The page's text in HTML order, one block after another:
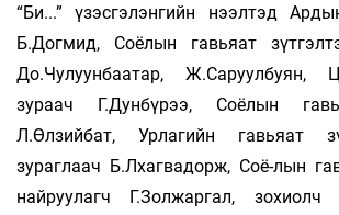
“Би...” үзэсгэлэнгийн нээлтэд
Б.Догмид, Соёлын гавьяат
До.Чулуунбаатар, Ж.Саруулбуян,
зураач Г.Дунбүрээ, Соёлын
Л.Өлзийбат, Урлагийн гавьяат
зураглаач Б.Лхагвадорж, Соё-лын
найруулагч Г.Золжаргал, зохиолч